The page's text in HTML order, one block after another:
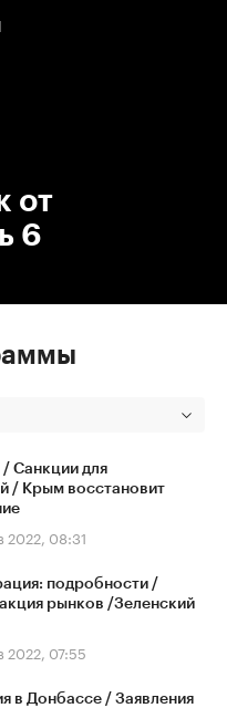
от
6
Санкции для
/ Крым восстановит
2022, 08:31
подробности /
рынков /Зеленский
2022, 07:55
в Донбассе / Заявления